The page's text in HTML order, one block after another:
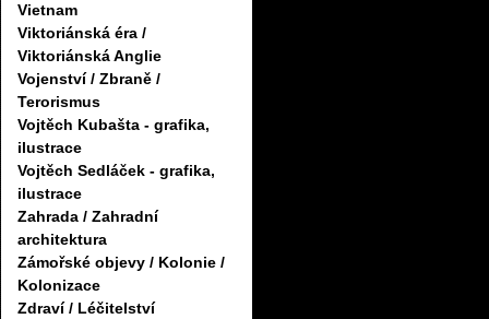
Vietnam
Viktoriánská éra /
Viktoriánská Anglie
Vojenství / Zbraně /
Terorismus
Vojtěch Kubašta - grafika,
ilustrace
Vojtěch Sedláček - grafika,
ilustrace
Zahrada / Zahradní
architektura
Zámořské objevy / Kolonie /
Kolonizace
Zdraví / Léčitelství